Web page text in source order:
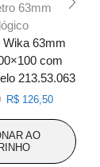
63mm
Wika 63mm
com
213.53.063
O
original
era:
R$126,50O
atual
R$
AO